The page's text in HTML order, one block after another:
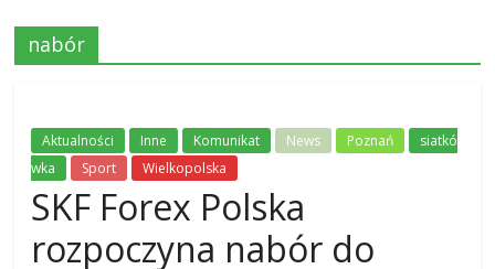
nabór
Aktualności Inne Komunikat News Poznań
siatkó
wka
Sport Wielkopolska
SKF Forex Polska
rozpoczyna nabór do